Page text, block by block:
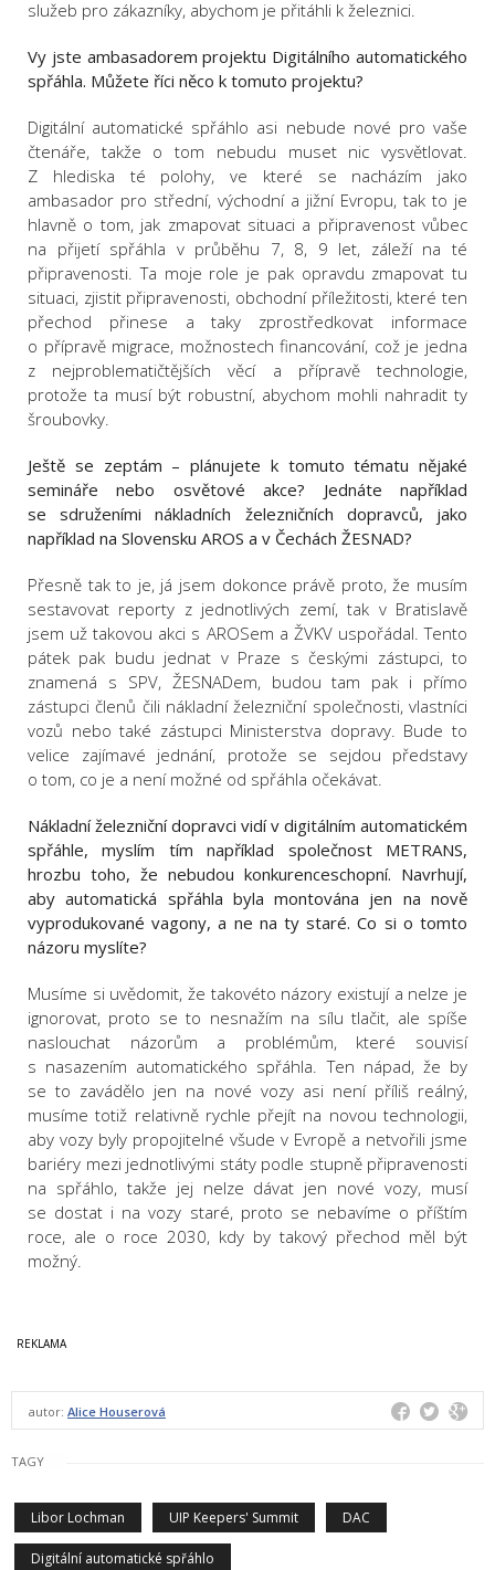
služeb pro zákazníky, abychom je přitáhli k železnici.
Vy jste ambasadorem projektu Digitálního automatického
spřáhla. Můžete říci něco k tomuto projektu?
Digitální automatické spřáhlo asi nebude nové pro vaše
čtenáře, takže o tom nebudu muset nic vysvětlovat.
Z hlediska té polohy, ve které se nacházím jako
ambasador pro střední, východní a jižní Evropu, tak to je
hlavně o tom, jak zmapovat situaci a připravenost vůbec
na přijetí spřáhla v průběhu 7, 8, 9 let, záleží na té
připravenosti. Ta moje role je pak opravdu zmapovat tu
situaci, zjistit připravenosti, obchodní příležitosti, které ten
přechod přinese a taky zprostředkovat informace
o přípravě migrace, možnostech financování, což je jedna
z nejproblematičtějších věcí a přípravě technologie,
protože ta musí být robustní, abychom mohli nahradit ty
šroubovky.
Ještě se zeptám – plánujete k tomuto tématu nějaké
semináře nebo osvětové akce? Jednáte například
se sdruženími nákladních železničních dopravců, jako
například na Slovensku AROS a v Čechách ŽESNAD?
Přesně tak to je, já jsem dokonce právě proto, že musím
sestavovat reporty z jednotlivých zemí, tak v Bratislavě
jsem už takovou akci s AROSem a ŽVKV uspořádal. Tento
pátek pak budu jednat v Praze s českými zástupci, to
znamená s SPV, ŽESNADem, budou tam pak i přímo
zástupci členů čili nákladní železniční společnosti, vlastníci
vozů nebo také zástupci Ministerstva dopravy. Bude to
velice zajímavé jednání, protože se sejdou představy
o tom, co je a není možné od spřáhla očekávat.
Nákladní železniční dopravci vidí v digitálním automatickém
spřáhle, myslím tím například společnost METRANS,
hrozbu toho, že nebudou konkurenceschopní. Navrhují,
aby automatická spřáhla byla montována jen na nově
vyprodukované vagony, a ne na ty staré. Co si o tomto
názoru myslíte?
Musíme si uvědomit, že takovéto názory existují a nelze je
ignorovat, proto se to nesnažím na sílu tlačit, ale spíše
naslouchat názorům a problémům, které souvisí
s nasazením automatického spřáhla. Ten nápad, že by
se to zavádělo jen na nové vozy asi není příliš reálný,
musíme totiž relativně rychle přejít na novou technologii,
aby vozy byly propojitelné všude v Evropě a netvořili jsme
bariéry mezi jednotlivými státy podle stupně připravenosti
na spřáhlo, takže jej nelze dávat jen nové vozy, musí
se dostat i na vozy staré, proto se nebavíme o příštím
roce, ale o roce 2030, kdy by takový přechod měl být
možný.
autor: Alice Houserová
TAGY
Libor Lochman UIP Keepers' Summit DAC
Digitální automatické spřáhlo